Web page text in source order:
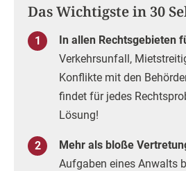
Das Wichtigste in 30
In allen Rechtsgebieten
Verkehrsunfall,
Konflikte mit den
findet für jedes
Lösung!
Mehr als bloße
Aufgaben eines Anwalts